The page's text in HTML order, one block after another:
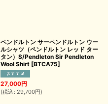
ペンドルトン サーペンドルトン ウー
ルシャツ（ペンドルトン レッド ター
タン）S/Pendleton Sir Pendleton
Wool Shirt [BTCA75]
27,000円
(税込 : 29,700円)